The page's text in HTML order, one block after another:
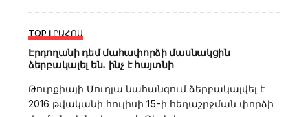
TOP ԼՐԱՀՈՍ
Էրդողանի դեմ մահափորձի մասնակցին
ձերբակալել են․ ինչ է հայտնի
Թուրքիայի Մուղլա նահանգում ձերբակալվել է
2016 թվականի հուլիսի 15-ի հեղաշրջման փորձի